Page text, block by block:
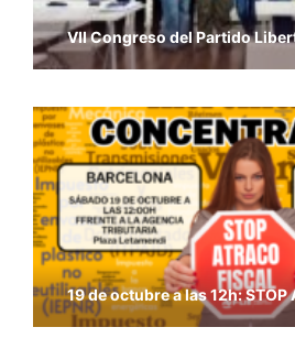
VII Congreso del Partido
19 de octubre a las 12h: